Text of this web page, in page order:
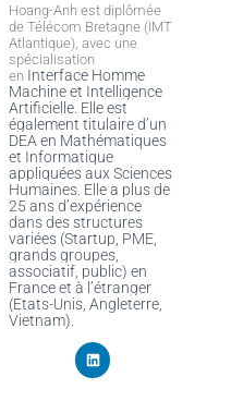
Hoang-Anh est diplômée
de Télécom Bretagne (IMT
Atlantique), avec une
spécialisation
en Interface Homme
Machine et Intelligence
Artificielle. Elle est
également titulaire d’un
DEA en Mathématiques
et Informatique
appliquées aux Sciences
Humaines. Elle a plus de
25 ans d’expérience
dans des structures
variées (Startup, PME,
grands groupes,
associatif, public) en
France et à l’étranger
(Etats-Unis, Angleterre,
Vietnam).
L
i
n